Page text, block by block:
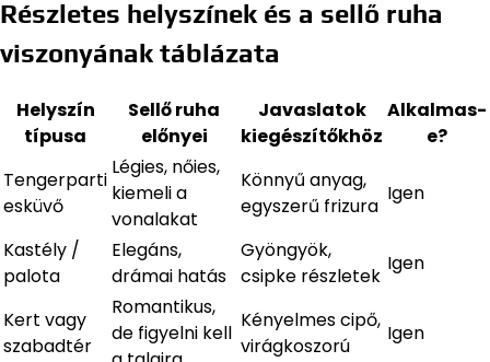
Részletes helyszínek és a sellő ruha
viszonyának táblázata
Helyszín
típusa
Sellő ruha
előnyei
Javaslatok
kiegészítőkhöz
Alkalmas-
e?
Tengerparti
esküvő
Légies, nőies,
kiemeli a
vonalakat
Könnyű anyag,
egyszerű frizura
Igen
Kastély /
palota
Elegáns,
drámai hatás
Gyöngyök,
csipke részletek
Igen
Kert vagy
szabadtér
Romantikus,
de figyelni kell
Kényelmes cipő,
virágkoszorú
Igen